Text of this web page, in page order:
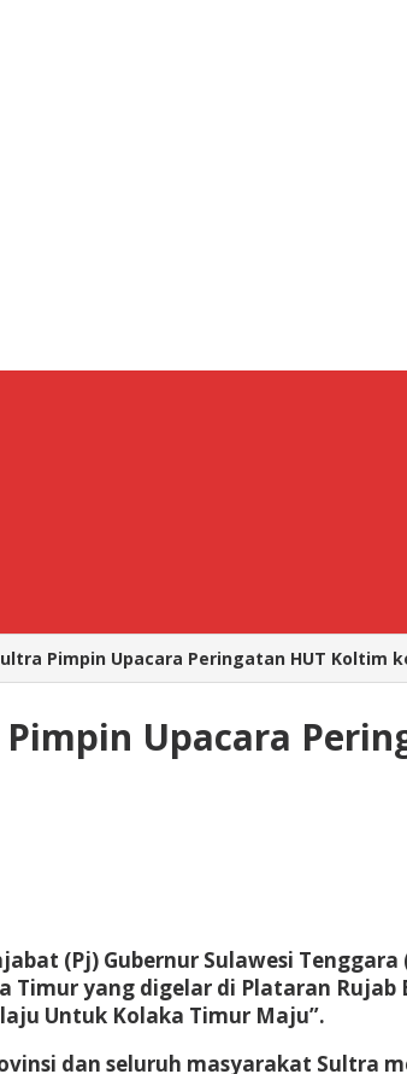
Pimpin Upacara Peringatan HUT Koltim
Upacara
(Pj) Gubernur Sulawesi
Timur yang digelar di Plataran
Untuk Kolaka Timur Maju”.
dan seluruh masyarakat Sultra